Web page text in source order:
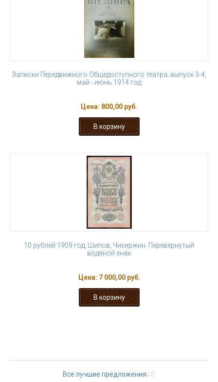
Записки Передвижного Общедоступного театра, выпуск 3-4,
май - июнь 1914 год
Цена: 800,00 руб.
10 рублей 1909 год, Шипов, Чихиржин. Перевернутый
водяной знак
Цена: 7 000,00 руб.
Все лучшие предложения